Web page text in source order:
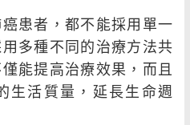
患者，都不能採用單一
多種不同的治療方法共
能提高治療效果，而且
生活質量，延長生命週